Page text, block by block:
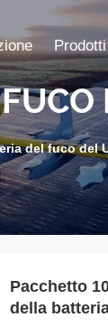
Prodotti
del fuco del
Pacchetto
della